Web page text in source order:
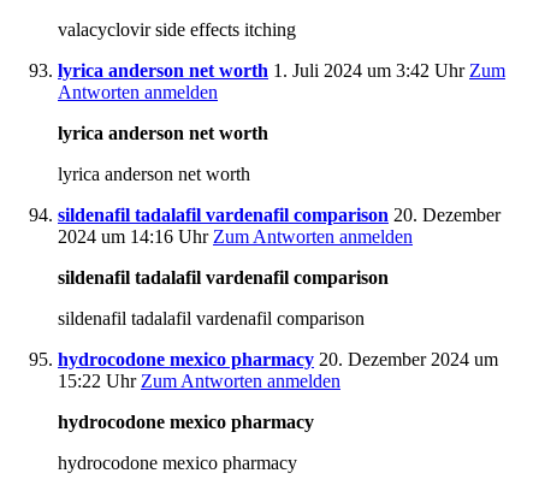
valacyclovir side effects itching
lyrica anderson net worth 1. Juli 2024 um 3:42 Uhr Zum
Antworten anmelden
lyrica anderson net worth
lyrica anderson net worth
sildenafil tadalafil vardenafil comparison 20. Dezember
2024 um 14:16 Uhr Zum Antworten anmelden
sildenafil tadalafil vardenafil comparison
sildenafil tadalafil vardenafil comparison
hydrocodone mexico pharmacy 20. Dezember 2024 um
15:22 Uhr Zum Antworten anmelden
hydrocodone mexico pharmacy
hydrocodone mexico pharmacy